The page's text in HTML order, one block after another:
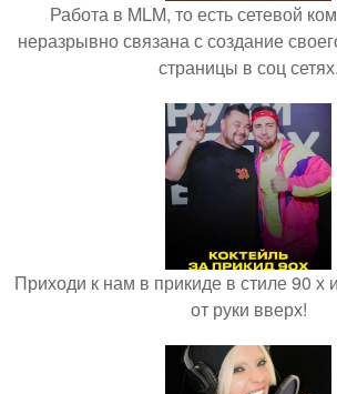
Работа в MLM, то есть сетевой
неразрывно связана с создание
страницы в соц сетях.
Приходи к нам в прикиде в стиле 90 х
от руки вверх!